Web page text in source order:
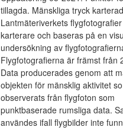
tillagda. Mänskliga tryck
Lantmäteriverkets
karterare och baseras på en
undersökning av
Flygfotografierna är främst från
Data producerades genom att
objekten för mänsklig aktivitet
observerats från flygfoton som
punktbaserade rumsliga data.
användes ifall flygbilder inte